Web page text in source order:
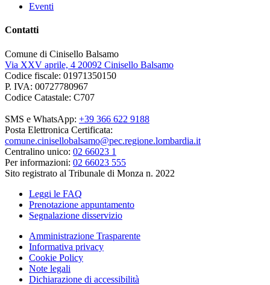
Eventi
Contatti
Comune di Cinisello Balsamo
Via XXV aprile, 4 20092 Cinisello Balsamo
Codice fiscale: 01971350150
P. IVA: 00727780967
Codice Catastale: C707
SMS e WhatsApp: +39 366 622 9188
Posta Elettronica Certificata:
comune.cinisellobalsamo@pec.regione.lombardia.it
Centralino unico: 02 66023 1
Per informazioni: 02 66023 555
Sito registrato al Tribunale di Monza n. 2022
Leggi le FAQ
Prenotazione appuntamento
Segnalazione disservizio
Amministrazione Trasparente
Informativa privacy
Cookie Policy
Note legali
Dichiarazione di accessibilità